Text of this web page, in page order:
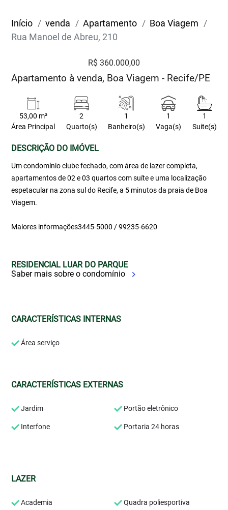
Início venda Apartamento
Boa Viagem
Rua Manoel de Abreu, 210
R$ 360.000,00
Apartamento à venda, Boa Viagem - Recife/PE
53,00 m²
Área Principal
2
Quarto(s)
1
Banheiro(s)
1
Vaga(s)
1
Suite(s)
DESCRIÇÃO DO IMÓVEL
Um condomínio clube fechado, com área de lazer completa,
apartamentos de 02 e 03 quartos com suíte e uma localização
espetacular na zona sul do Recife, a 5 minutos da praia de Boa
Viagem.
Maiores informações3445-5000 / 99235-6620
RESIDENCIAL LUAR DO PARQUE
Saber mais sobre o condomínio
CARACTERÍSTICAS INTERNAS
Área serviço
CARACTERÍSTICAS EXTERNAS
Jardim Portão eletrônico
Interfone Portaria 24 horas
LAZER
Academia Quadra poliesportiva